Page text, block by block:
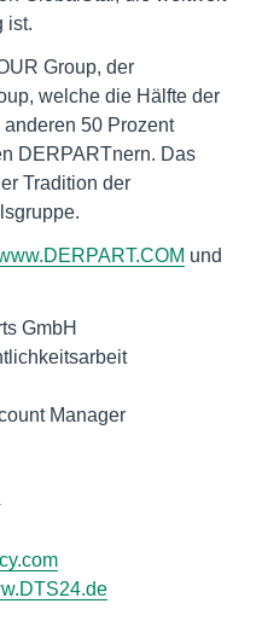
ist.
Group, der
welche die Hälfte der
50 Prozent
DERPARTnern. Das
Tradition der
und
GmbH
Manager